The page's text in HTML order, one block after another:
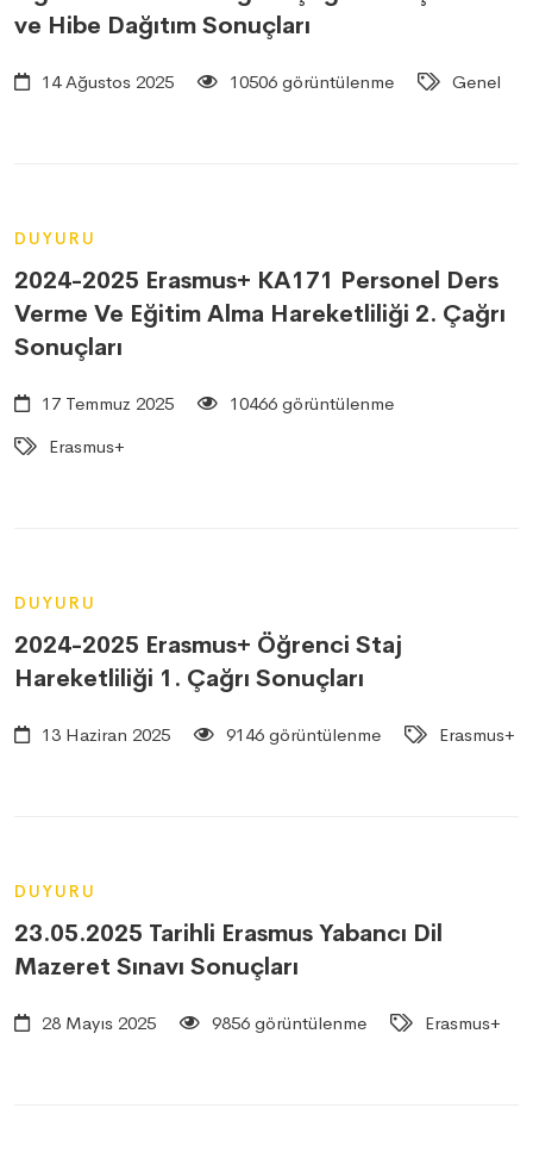
ve Hibe Dağıtım Sonuçları
14 Ağustos 2025 10506 görüntülenme Genel
DUYURU
2024-2025 Erasmus+ KA171 Personel Ders
Verme Ve Eğitim Alma Hareketliliği 2. Çağrı
Sonuçları
17 Temmuz 2025
10466 görüntülenme
Erasmus+
DUYURU
2024-2025 Erasmus+ Öğrenci Staj
Hareketliliği 1. Çağrı Sonuçları
13 Haziran 2025 9146 görüntülenme Erasmus+
DUYURU
23.05.2025 Tarihli Erasmus Yabancı Dil
Mazeret Sınavı Sonuçları
28 Mayıs 2025 9856 görüntülenme Erasmus+